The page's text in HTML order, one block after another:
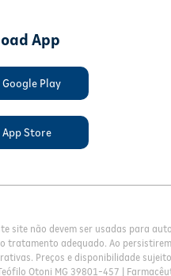
App
Google Play
App Store
site não devem ser usadas para
adequado. Ao
Preços e disponibilidade
Otoni MG 39801-457 |